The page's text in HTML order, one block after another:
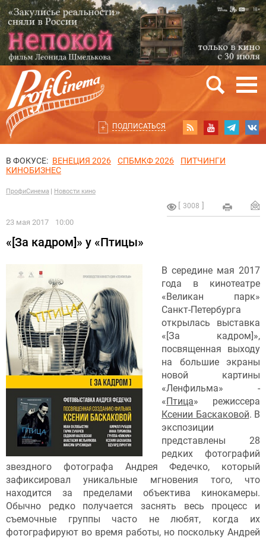
ПОДПИСАТЬСЯ
В ФОКУСЕ: ВЕНЕЦИЯ 2026 СПБМКФ 2026
ПИТЧИНГИ
КИНОБИЗНЕС
ПрофиСинема Новости кино
3008
23 мая 2017 10:00
«[За кадром]» у «Птицы»
В середине мая 2017
года в кинотеатре
«Великан парк»
Санкт-Петербурга
открылась выставка
«[За кадром]»,
посвященная выходу
на большие экраны
новой картины
«Ленфильма» -
« Птица» режиссера
Ксении Баскаковой. В
экспозиции
представлены 28
редких фотографий
звездного фотографа Андрея Федечко, который
зафиксировал уникальные мгновения того, что
находится за пределами объектива кинокамеры.
Обычно редко получается заснять весь процесс и
съемочные группы часто не любят, когда их
фотографируют во время работы, но поскольку Андрей